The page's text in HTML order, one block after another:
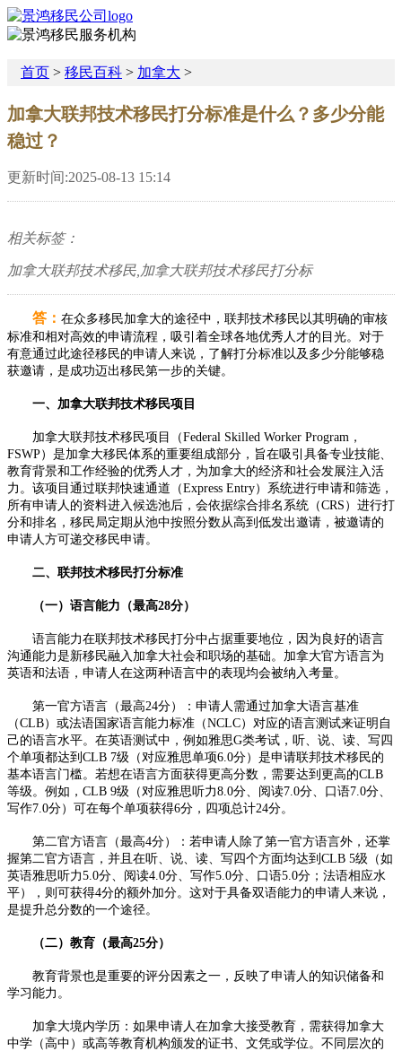
首页 > 移民百科 > 加拿大 >
加拿大联邦技术移民打分标准是什么？多少分能
稳过？
更新时间:2025-08-13 15:14
相关标签：
加拿大联邦技术移民,加拿大联邦技术移民打分标
答： 在众多移民加拿大的途径中，联邦技术移民以其明确的审核
标准和相对高效的申请流程，吸引着全球各地优秀人才的目光。对于
有意通过此途径移民的申请人来说，了解打分标准以及多少分能够稳
获邀请，是成功迈出移民第一步的关键。​
一、加拿大联邦技术移民项目
加拿大联邦技术移民项目（Federal Skilled Worker Program，
FSWP）是加拿大移民体系的重要组成部分，旨在吸引具备专业技能、
教育背景和工作经验的优秀人才，为加拿大的经济和社会发展注入活
力。该项目通过联邦快速通道（Express Entry）系统进行申请和筛选，
所有申请人的资料进入候选池后，会依据综合排名系统（CRS）进行打
分和排名，移民局定期从池中按照分数从高到低发出邀请，被邀请的
申请人方可递交移民申请。​
二、联邦技术移民打分标准
（一）语言能力（最高28分）​
语言能力在联邦技术移民打分中占据重要地位，因为良好的语言
沟通能力是新移民融入加拿大社会和职场的基础。加拿大官方语言为
英语和法语，申请人在这两种语言中的表现均会被纳入考量。​
第一官方语言（最高24分）：申请人需通过加拿大语言基准
（CLB）或法语国家语言能力标准（NCLC）对应的语言测试来证明自
己的语言水平。在英语测试中，例如雅思G类考试，听、说、读、写四
个单项都达到CLB 7级（对应雅思单项6.0分）是申请联邦技术移民的
基本语言门槛。若想在语言方面获得更高分数，需要达到更高的CLB
等级。例如，CLB 9级（对应雅思听力8.0分、阅读7.0分、口语7.0分、
写作7.0分）可在每个单项获得6分，四项总计24分。​
第二官方语言（最高4分）：若申请人除了第一官方语言外，还掌
握第二官方语言，并且在听、说、读、写四个方面均达到CLB 5级（如
英语雅思听力5.0分、阅读4.0分、写作5.0分、口语5.0分；法语相应水
平），则可获得4分的额外加分。这对于具备双语能力的申请人来说，
是提升总分数的一个途径。​
（二）教育（最高25分）​
教育背景也是重要的评分因素之一，反映了申请人的知识储备和
学习能力。​
加拿大境内学历：如果申请人在加拿大接受教育，需获得加拿大
中学（高中）或高等教育机构颁发的证书、文凭或学位。不同层次的